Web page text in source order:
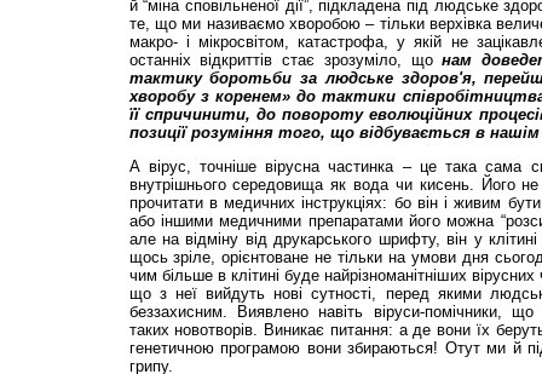
й “міна сповільненої дії”, підкладена під людське
те, що ми називаємо хворобою – тільки верхівка
макро- і мікросвітом, катастрофа, у якій не
останніх відкриттів стає зрозуміло, щонам
тактику боротьби за людське здоров'я,
хворобу з коренем» до тактики
її спричинити, до повороту еволюційних
позиції розуміння того, що відбувається в нашім
А вірус, точніше вірусна частинка – це така сама
внутрішнього середовища як вода чи кисень. Його
прочитати в медичних інструкціях: бо він і живим
або іншими медичними препаратами його можна
але на відміну від друкарського шрифту, він у
щось зріле, орієнтоване не тільки на умови дня
чим більше в клітині буде найрізноманітніших
що з неї вийдуть нові сутності, перед якими
беззахисним. Виявлено навіть віруси-помічники,
таких новотворів. Виникає питання: а де вони їх
генетичною програмою вони збираються! Отут ми й
грипу.